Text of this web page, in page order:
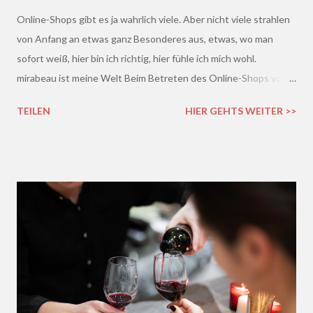
Online-Shops gibt es ja wahrlich viele. Aber nicht viele strahlen
von Anfang an etwas ganz Besonderes aus, etwas, wo man
sofort weiß, hier bin ich richtig, hier fühle ich mich wohl.
mirabeau ist meine Welt Beim Betreten des Online-Shops von
Harmonische - ich wusste sofort, hier fühle ich mich wohl :)
TEILEN HIER GEHTS WEITER >>